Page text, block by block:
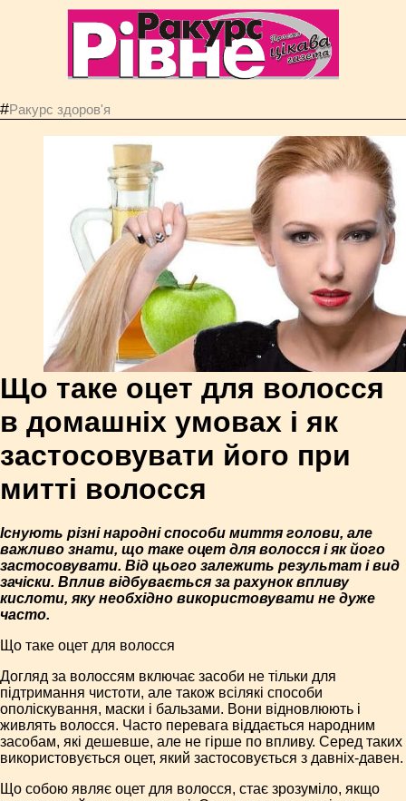
#Ракурс здоров'я
Що таке оцет для волосся
в домашніх умовах і як
застосовувати його при
митті волосся
Існують різні народні способи миття голови, але
важливо знати, що таке оцет для волосся і як його
застосовувати. Від цього залежить результат і вид
зачіски. Вплив відбувається за рахунок впливу
кислоти, яку необхідно використовувати не дуже
часто.
Що таке оцет для волосся
Догляд за волоссям включає засоби не тільки для
підтримання чистоти, але також всілякі способи
ополіскування, маски і бальзами. Вони відновлюють і
живлять волосся. Часто перевага віддається народним
засобам, які дешевше, але не гірше по впливу. Серед таких
використовується оцет, який застосовується з давніх-давен.
Що собою являє оцет для волосся, стає зрозуміло, якщо